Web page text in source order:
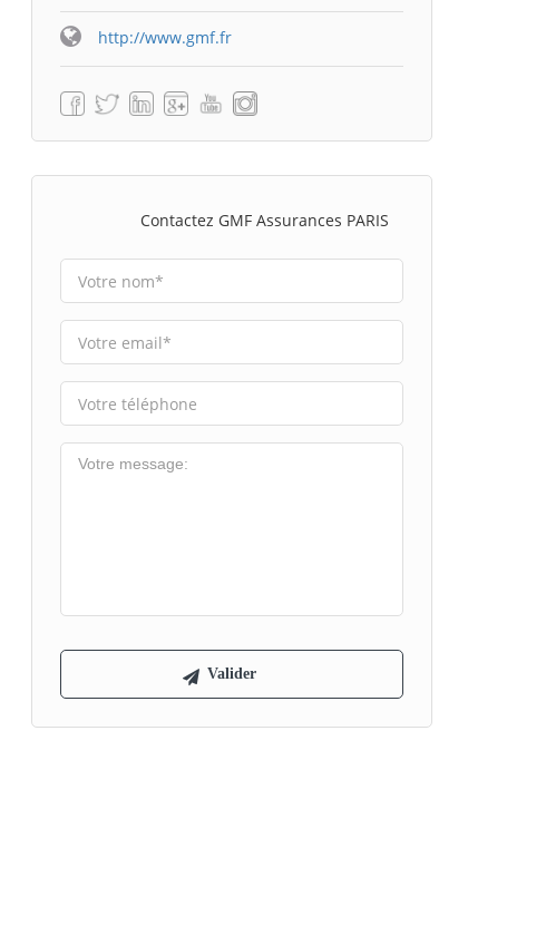
http://www.gmf.fr
Contactez GMF Assurances PARIS